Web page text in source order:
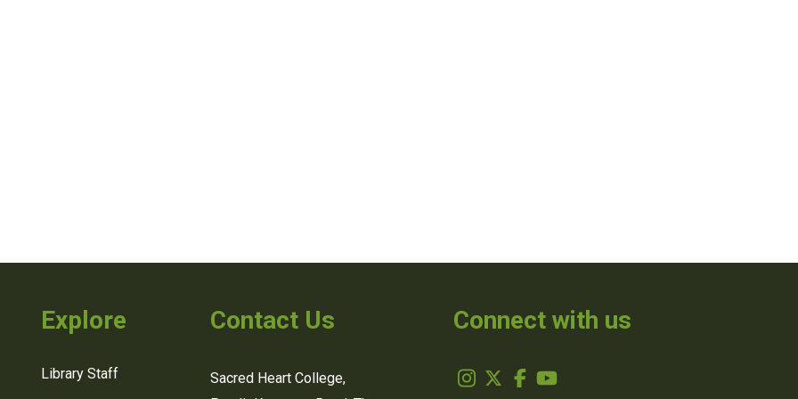
Explore
Library Staff
Contact Us
Sacred Heart College,
Connect with us